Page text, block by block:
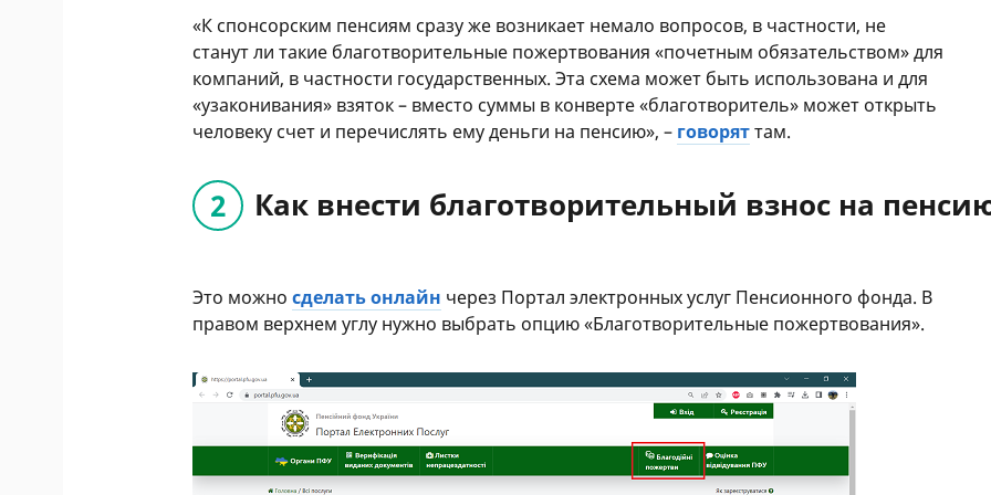
«К спонсорским пенсиям сразу же возникает немало вопросов, в частности, не
станут ли такие благотворительные пожертвования «почетным обязательством» для
компаний, в частности государственных. Эта схема может быть использована и для
«узаконивания» взяток – вместо суммы в конверте «благотворитель» может открыть
человеку счет и перечислять ему деньги на пенсию», – говоряттам.
Как внести благотворительный взнос на
Это можносделать онлайн через Портал электронных услуг Пенсионного фонда. В
правом верхнем углу нужно выбрать опцию «Благотворительные пожертвования».